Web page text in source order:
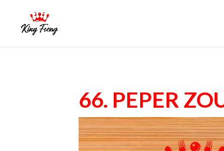
66. Peper